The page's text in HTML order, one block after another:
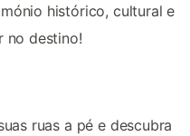
histórico, cultural e
no destino!
ruas a pé e descubra